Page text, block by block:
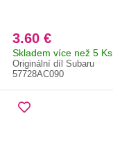
3.60 €
Skladem více než 5 Ks
Originální díl Subaru
57728AC090